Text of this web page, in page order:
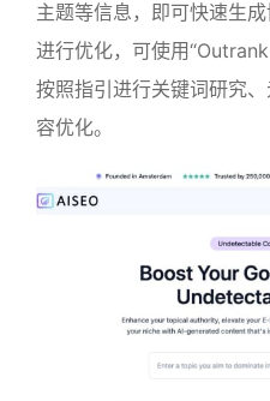
主题等信息，即可快速生
进行优化，可使用
按照指引进行关键词研究
容优化。